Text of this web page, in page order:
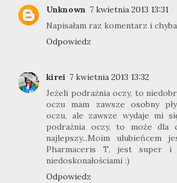
Unknown 7 kwietnia 2013 13:31
Napisałam raz komentarz i
Odpowiedz
kirei 7 kwietnia 2013 13:32
Jeżeli podrażnia oczy, to
oczu mam zawsze osobny
oczu, ale zawsze wydaje mi
podrażnia oczy, to może
najlepszy...Moim ulubieńcem
Pharmaceris T, jest super i
niedoskonałościami :)
Odpowiedz